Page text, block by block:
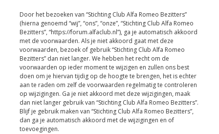
Door het bezoeken van “Stichting Club Alfa Romeo Bezitters”
(hierna genoemd “wij”, “ons”, “onze”, “Stichting Club Alfa Romeo
Bezitters”, “https://forum.alfaclub.nl”), ga je automatisch akkoord
met de voorwaarden. Als je niet akkoord gaat met deze
voorwaarden, bezoek of gebruik “Stichting Club Alfa Romeo
Bezitters” dan niet langer. We hebben het recht om de
voorwaarden op ieder moment te wijzigen en zullen ons best
doen om je hiervan tijdig op de hoogte te brengen, het is echter
aan te raden om zelf de voorwaarden regelmatig te controleren
op wijzigingen. Ga je niet akkoord met deze wijzigingen, maak
dan niet langer gebruik van “Stichting Club Alfa Romeo Bezitters”.
Blijf je gebruik maken van “Stichting Club Alfa Romeo Bezitters”,
dan ga je automatisch akkoord met de wijzigingen en of
toevoegingen.